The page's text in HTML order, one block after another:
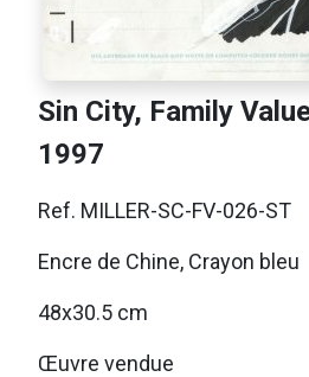
Sin City, Family
1997
Ref. MILLER-SC-FV-026-ST
Encre de Chine, Crayon bleu
48x30.5 cm
Œuvre vendue